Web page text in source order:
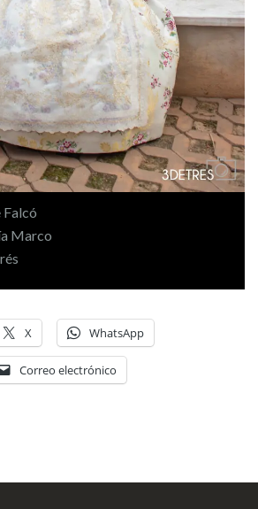
Marco
X WhatsApp
Correo electrónico